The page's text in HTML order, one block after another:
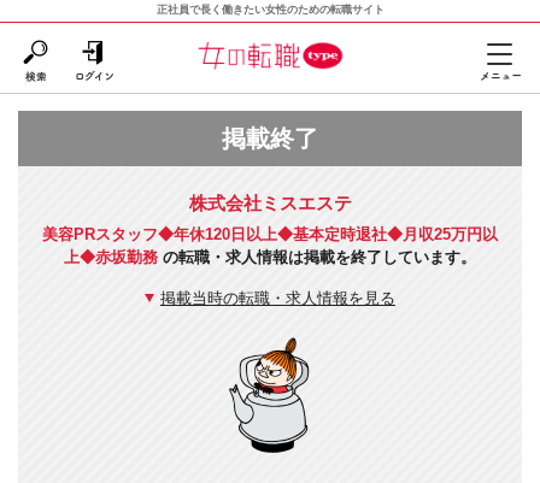
正社員で長く働きたい女性のための転職サイト
掲載終了
株式会社ミスエステ
美容PRスタッフ◆年休120日以上◆基本定時退社◆月収25万円以
上◆赤坂勤務 の転職・求人情報は掲載を終了しています。
掲載当時の転職・求人情報を見る